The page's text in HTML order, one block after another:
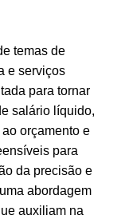
temas de
e serviços
para tornar
salário líquido,
orçamento e
para
da precisão e
abordagem
auxiliam na